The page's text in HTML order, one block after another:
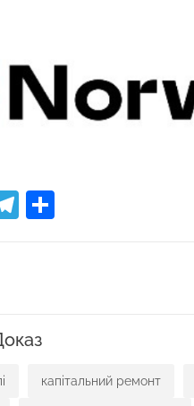
Telegram
Поділитися
капітальний ремонт